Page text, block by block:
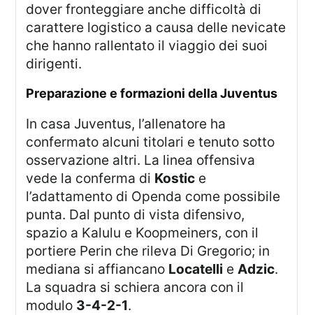
dover fronteggiare anche difficoltà di
carattere logistico a causa delle nevicate
che hanno rallentato il viaggio dei suoi
dirigenti.
Preparazione e formazioni della Juventus
In casa Juventus, l’allenatore ha
confermato alcuni titolari e tenuto sotto
osservazione altri. La linea offensiva
vede la conferma di Kostic e
l’adattamento di Openda come possibile
punta. Dal punto di vista difensivo,
spazio a Kalulu e Koopmeiners, con il
portiere Perin che rileva Di Gregorio; in
mediana si affiancano Locatelli e Adzic.
La squadra si schiera ancora con il
modulo 3-4-2-1.